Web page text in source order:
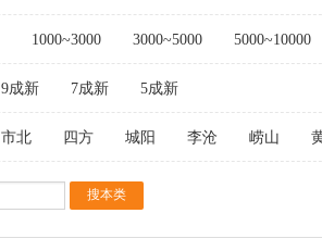
1000~3000 3000~5000 5000~10000
9成新 7成新 5成新
市北 四方 城阳 李沧 崂山